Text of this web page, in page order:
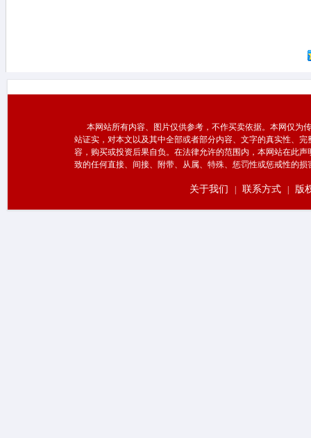
本网站所有内容、图片仅供参考，不作买卖依据。本网仅为
站证实，对本文以及其中全部或者部分内容、文字的真实性、
容，购买或投资后果自负。在法律允许的范围内，本网站在此
致的任何直接、间接、附带、从属、特殊、惩罚性或惩戒性的损
关于我们 联系方式 版